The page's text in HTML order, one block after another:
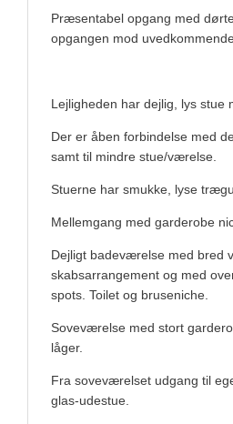
Præsentabel opgang med
opgangen mod
Lejligheden har dejlig, lys stue
Der er åben forbindelse med
samt til mindre stue/værelse.
Stuerne har smukke, lyse
Mellemgang med garderobe
Dejligt badeværelse med bred
skabsarrangement og med
spots. Toilet og bruseniche.
Soveværelse med stort
låger.
Fra soveværelset udgang til
glas-udestue.